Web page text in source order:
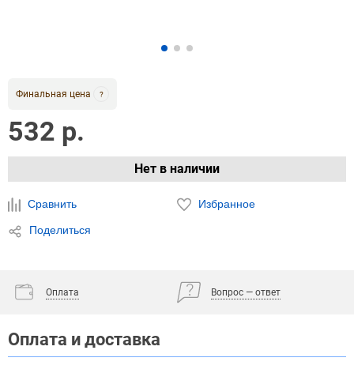
Финальная цена ?
532 р.
Нет в наличии
Сравнить Избранное
Поделиться
Оплата Вопрос — ответ
Оплата и доставка